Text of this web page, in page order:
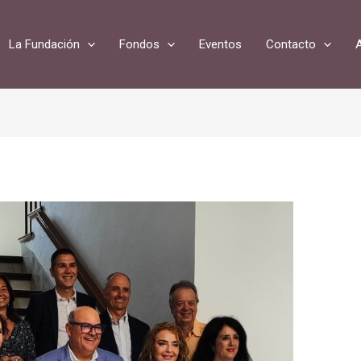
La Fundación Fondos Eventos Contacto